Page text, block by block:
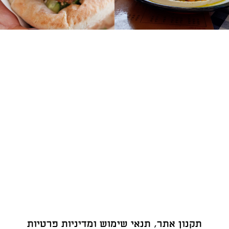
של
כספי
שולחן
תקנון אתר, תנאי שימוש ומדיניות פרטיות